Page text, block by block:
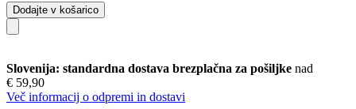
Dodajte v košarico
Slovenija: standardna dostava brezplačna za pošiljke nad
€ 59,90
Več informacij o odpremi in dostavi